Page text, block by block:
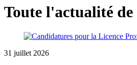
Toute l'actualité
31 juillet 2026